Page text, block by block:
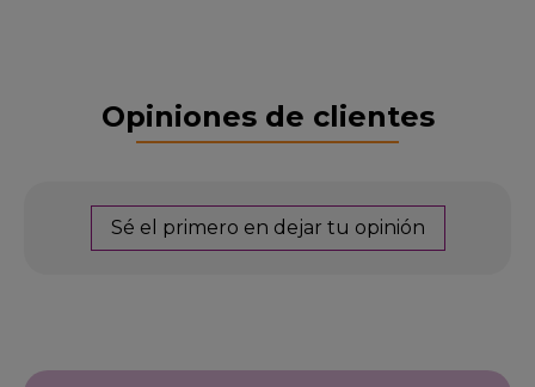
Opiniones de clientes
Sé el primero en dejar tu opinión